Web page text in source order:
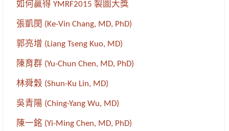
如何贏得 YMRF2015 製圖大獎
張凱閔 (Ke-Vin Chang, MD, PhD)
郭亮增 (Liang Tseng Kuo, MD)
陳育群 (Yu-Chun Chen, MD, PhD)
林舜穀 (Shun-Ku Lin, MD)
吳青陽 (Ching-Yang Wu, MD)
陳一銘 (Yi-Ming Chen, MD, PhD)